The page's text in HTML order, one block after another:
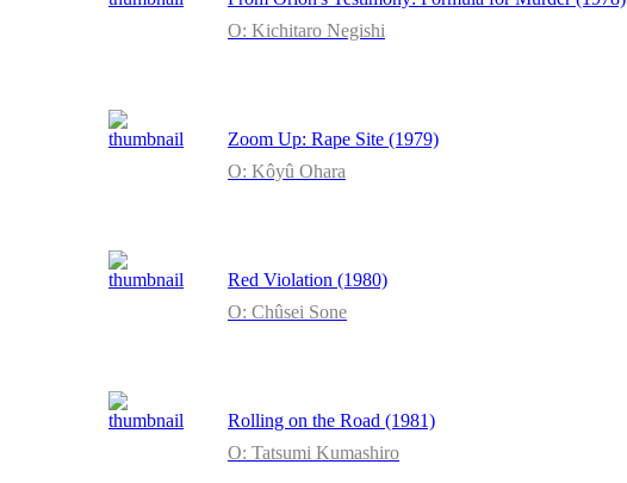
O: Kichitaro Negishi
Zoom Up: Rape Site (1979)
O: Kôyû Ohara
Red Violation (1980)
O: Chûsei Sone
Rolling on the Road (1981)
O: Tatsumi Kumashiro